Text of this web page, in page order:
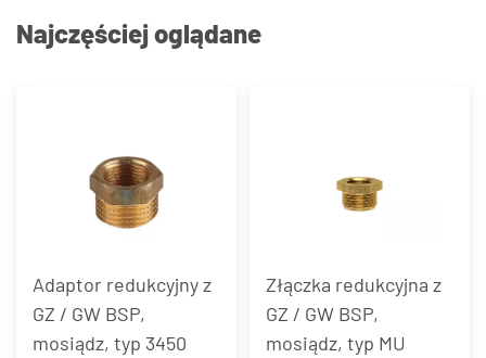
Najczęściej oglądane
Adaptor redukcyjny z
GZ / GW BSP,
mosiądz, typ 3450
Złączka redukcyjna z
GZ / GW BSP,
mosiądz, typ MU